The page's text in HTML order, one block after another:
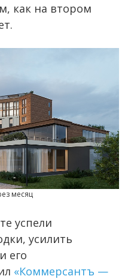
как на втором
месяц
успели
усилить
его
«Коммерсантъ —